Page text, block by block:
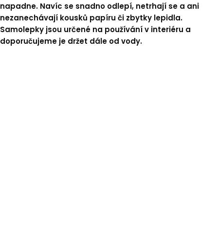
napadne. Navíc se snadno odlepí, netrhají se a ani
nezanechávají kousků papíru či zbytky lepidla.
Samolepky jsou určené na používání v interiéru a
doporučujeme je držet dále od vody.